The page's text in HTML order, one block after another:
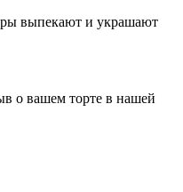
выпекают и украшают
о вашем торте в нашей